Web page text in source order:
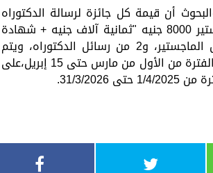
أن قيمة كل جائزة لرسالة الدكتوراه
10000 جنيه "عشرة آلاف جنيه + شهادة تقدير"، ولرسالة الماجستير 8000 جنيه "ثمانية آلاف جنيه + شهادة
تقدير"، موضحا أنه على كل كلية أن تقوم بترشيح 2 من رسائل الماجستير، و2 من رسائل الدكتوراه، ويتم
التقديم عن طريق الكلية وتسلم إلى إدارة البعثات بالجامعة خلال الفترة من الأول من مارس حتى 15 إبريل،على
3/2026.